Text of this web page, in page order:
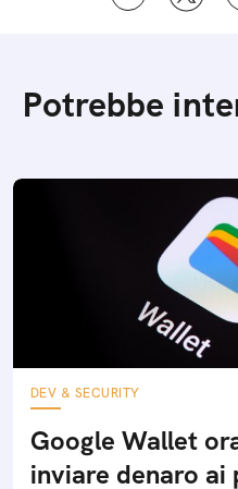
Potrebbe
DEV & SECURITY
Google Wallet
inviare denaro ai